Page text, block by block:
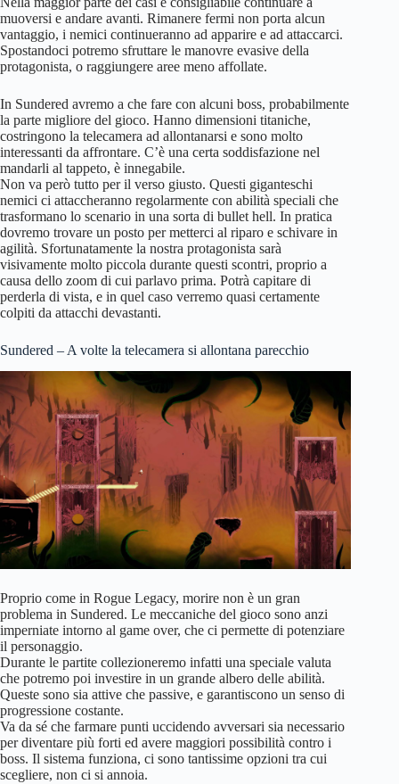
muoversi e andare avanti. Rimanere fermi non porta alcun
vantaggio, i nemici continueranno ad apparire e ad attaccarci.
Spostandoci potremo sfruttare le manovre evasive della
protagonista, o raggiungere aree meno affollate.
In Sundered avremo a che fare con alcuni boss, probabilmente
la parte migliore del gioco. Hanno dimensioni titaniche,
costringono la telecamera ad allontanarsi e sono molto
interessanti da affrontare. C’è una certa soddisfazione nel
mandarli al tappeto, è innegabile.
Non va però tutto per il verso giusto. Questi giganteschi
nemici ci attaccheranno regolarmente con abilità speciali che
trasformano lo scenario in una sorta di bullet hell. In pratica
dovremo trovare un posto per metterci al riparo e schivare in
agilità. Sfortunatamente la nostra protagonista sarà
visivamente molto piccola durante questi scontri, proprio a
causa dello zoom di cui parlavo prima. Potrà capitare di
perderla di vista, e in quel caso verremo quasi certamente
colpiti da attacchi devastanti.
Sundered – A volte la telecamera si allontana parecchio
Proprio come in Rogue Legacy, morire non è un gran
problema in Sundered. Le meccaniche del gioco sono anzi
imperniate intorno al game over, che ci permette di potenziare
il personaggio.
Durante le partite collezioneremo infatti una speciale valuta
che potremo poi investire in un grande albero delle abilità.
Queste sono sia attive che passive, e garantiscono un senso di
progressione costante.
Va da sé che farmare punti uccidendo avversari sia necessario
per diventare più forti ed avere maggiori possibilità contro i
boss. Il sistema funziona, ci sono tantissime opzioni tra cui
scegliere, non ci si annoia.